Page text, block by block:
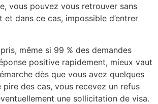
vous pouvez vous retrouver sans
et dans ce cas, impossible d’entrer
même si 99 % des demandes
positive rapidement, mieux vaut
dès que vous avez quelques
pire des cas, vous recevez un refus
une sollicitation de visa.